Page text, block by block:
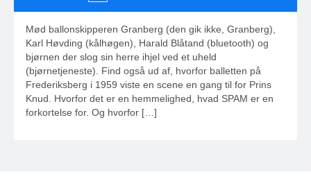
Mød ballonskipperen Granberg (den gik ikke, Granberg),
Karl Høvding (kålhøgen), Harald Blåtand (bluetooth) og
bjørnen der slog sin herre ihjel ved et uheld
(bjørnetjeneste). Find også ud af, hvorfor balletten på
Frederiksberg i 1959 viste en scene en gang til for Prins
Knud. Hvorfor det er en hemmelighed, hvad SPAM er en
forkortelse for. Og hvorfor […]